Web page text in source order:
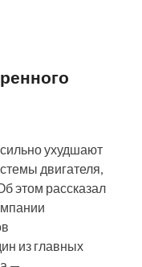
ухудшают
двигателя,
этом рассказал
из главных